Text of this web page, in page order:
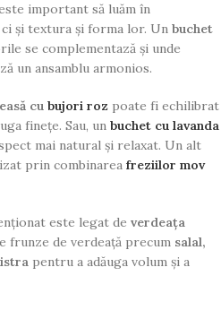
important să luăm în
și textura și forma lor. Un buchet
se complementază și unde
un ansamblu armonios.
cu bujori roz poate fi echilibrat
finețe. Sau, un buchet cu lavanda
mai natural și relaxat. Un alt
prin combinarea freziilor mov
este legat de verdeața
frunze de verdeață precum salal,
pentru a adăuga volum și a